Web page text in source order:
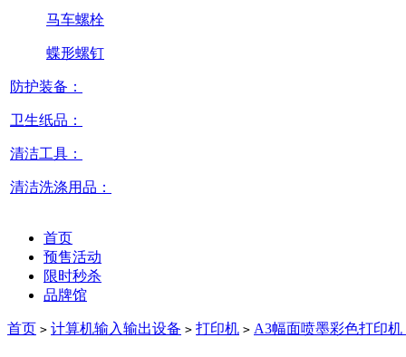
马车螺栓
蝶形螺钉
防护装备：
卫生纸品：
清洁工具：
清洁洗涤用品：
首页
预售活动
限时秒杀
品牌馆
首页 > 计算机输入输出设备 > 打印机 > A3幅面喷墨彩色打印机